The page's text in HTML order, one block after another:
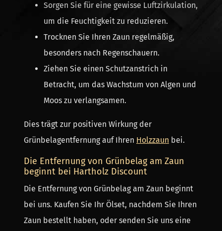
Sorgen Sie für eine gewisse Luftzirkulation,
um die Feuchtigkeit zu reduzieren.
Trocknen Sie Ihren Zaun regelmäßig,
besonders nach Regenschauern.
Ziehen Sie einen Schutzanstrich in
Betracht, um das Wachstum von Algen und
Moos zu verlangsamen.
Dies trägt zur positiven Wirkung der
Grünbelagentfernung auf Ihren Holzzaun bei.
Die Entfernung von Grünbelag am Zaun
beginnt bei Hartholz Discount
Die Entfernung von Grünbelag am Zaun beginnt
bei uns. Kaufen Sie Ihr Ölset, nachdem Sie Ihren
Zaun bestellt haben, oder senden Sie uns eine